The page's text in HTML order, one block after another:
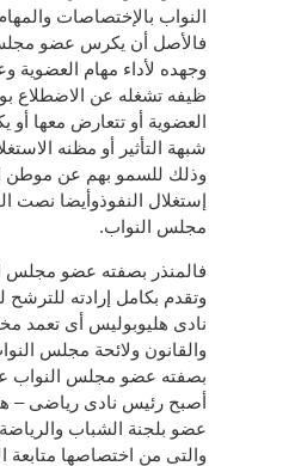
النواب بالإختصاصات
فالأصل أن يكرس عضو
وجهده لأداء مهام العضوية
ظيفه تشغله عن الاضطلاع
العضوية أو تتعارض معها أو
شبهة التأثير أو مظنه
وذلك للسمو بهم عن موطن
مجلس النواب.
وتقدم بكامل إرادته
نادى هليوبوليس أى تعمد
والقانون ولائحة مجلس
بصفته عضو مجلس النواب
أصبح رئيس نادى رياضى –
عضو بلجنة الشباب
والتى من اختصاصها متابعة